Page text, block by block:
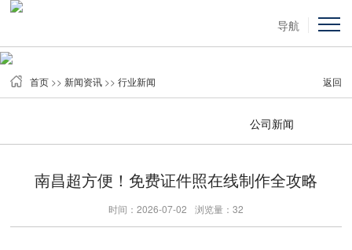
导航
首页 >>新闻资讯 >>行业新闻 返回
南昌超方便！免费证件照在线制作全攻略
时间：2026-07-02 浏览量：32